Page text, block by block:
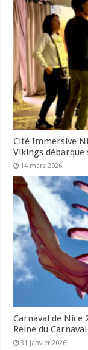
Cité Immersive
Vikings débarque
14 mars 2026
Carnaval de Nice
Reine du Carnaval
31 janvier 2026